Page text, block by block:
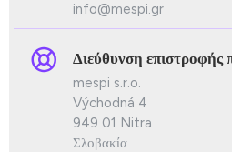
info@mespi.gr
Διεύθυνση επιστροφής
mespi s.r.o.
Východná 4
949 01 Nitra
Σλοβακία